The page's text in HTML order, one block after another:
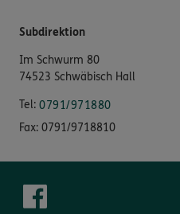
Subdirektion
Im Schwurm 80
74523 Schwäbisch Hall
Tel: 0791/971880
Fax: 0791/9718810